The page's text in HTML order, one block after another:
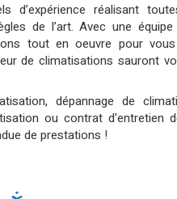
d’expérience réalisant
de l’art. Avec une équipe
tout en oeuvre pour
de climatisations sauront
dépannage de
ou contrat d'entretien
de prestations !